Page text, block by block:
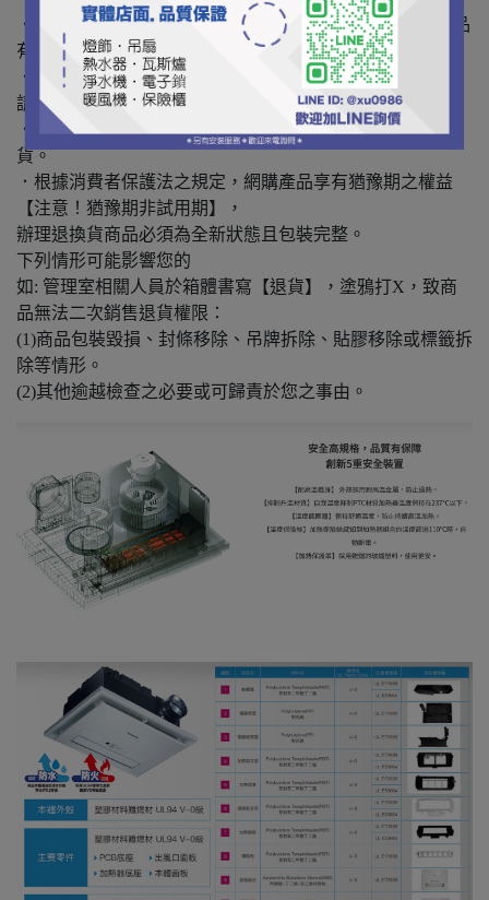
．拆封時請全程錄影開箱，以避免不必要的爭議，發現商品
有問題請立即反應，
．網頁產品因拍攝或螢幕設定不同,可能與實品略有差異，
請以實際商品為準。
．產品一經拆封、安裝、使用及人為因素恕無法辦理退換
貨。
．根據消費者保護法之規定，網購產品享有猶豫期之權益
【注意！猶豫期非試用期】，
辦理退換貨商品必須為全新狀態且包裝完整。
下列情形可能影響您的
如: 管理室相關人員於箱體書寫【退貨】，塗鴉打X，致商
品無法二次銷售退貨權限：
(1)商品包裝毀損、封條移除、吊牌拆除、貼膠移除或標籤拆
除等情形。
(2)其他逾越檢查之必要或可歸責於您之事由。